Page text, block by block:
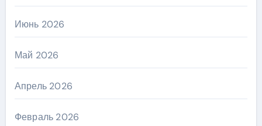
Июнь 2026
Май 2026
Апрель 2026
Февраль 2026